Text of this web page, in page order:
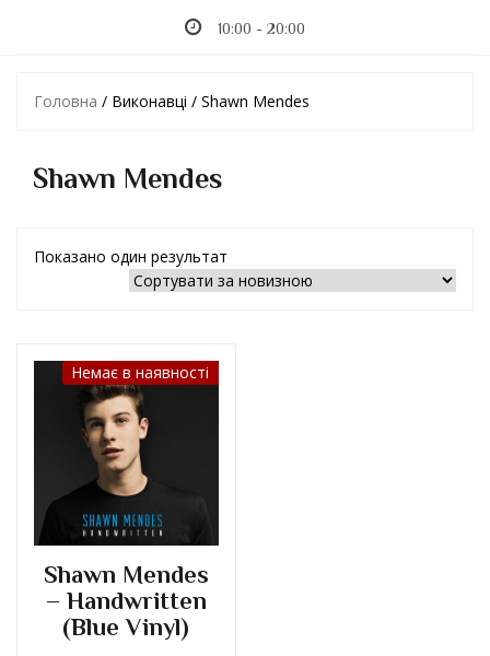
10:00 - 20:00
Головна / Виконавці / Shawn Mendes
Shawn Mendes
Показано один результат
Немає в наявності
Shawn Mendes
– Handwritten
(Blue Vinyl)